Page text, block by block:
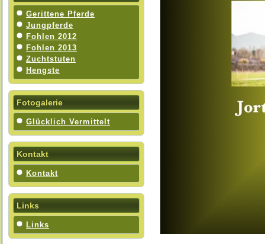
Gerittene Pferde
Jungpferde
Fohlen 2012
Fohlen 2013
Zuchtstuten
Hengste
Fotogalerie
Glücklich Vermittelt
Kontakt
Kontakt
Links
Links